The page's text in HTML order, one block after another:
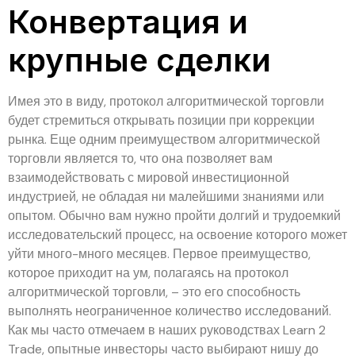
Конвертация и
крупные сделки
Имея это в виду, протокол алгоритмической торговли
будет стремиться открывать позиции при коррекции
рынка. Еще одним преимуществом алгоритмической
торговли является то, что она позволяет вам
взаимодействовать с мировой инвестиционной
индустрией, не обладая ни малейшими знаниями или
опытом. Обычно вам нужно пройти долгий и трудоемкий
исследовательский процесс, на освоение которого может
уйти много-много месяцев. Первое преимущество,
которое приходит на ум, полагаясь на протокол
алгоритмической торговли, – это его способность
выполнять неограниченное количество исследований.
Как мы часто отмечаем в наших руководствах Learn 2
Trade, опытные инвесторы часто выбирают нишу до